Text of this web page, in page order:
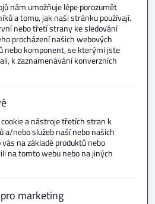
nám umožňuje lépe porozumět
a tomu, jak naši stránku používají.
nebo třetí strany ke sledování
procházení našich webových
nebo komponent, se kterými jste
k zaznamenávání konverzních
a nástroje třetích stran k
a/nebo služeb naší nebo našich
na základě produktů nebo
na tomto webu nebo na jiných
marketing